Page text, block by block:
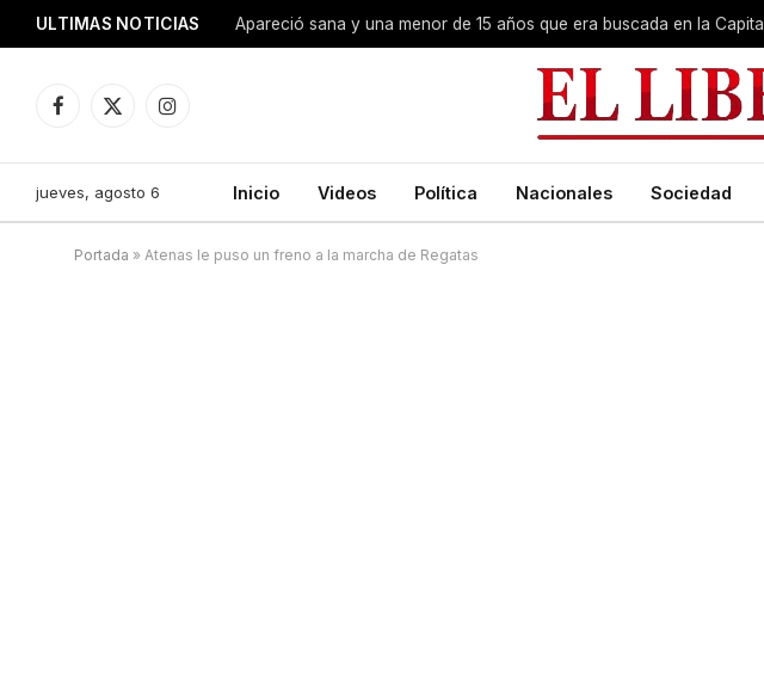
ULTIMAS NOTICIAS Apareció sana y una menor de 15 años que era buscada en la Capital
Facebook
X
Instagram
jueves, agosto 6 Inicio Videos Política Nacionales Sociedad
Portada » Atenas le puso un freno a la marcha de Regatas